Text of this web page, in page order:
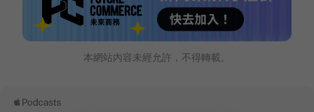
本網站內容未經允許，不得轉載。